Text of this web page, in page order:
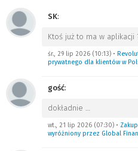
SK:
Ktoś już to ma w aplikacji
śr., 29 lip 2026 (10:13) •
prywatnego dla klientów w
gość:
dokładnie …
wt., 21 lip 2026 (07:30) •
wyróżniony przez Global